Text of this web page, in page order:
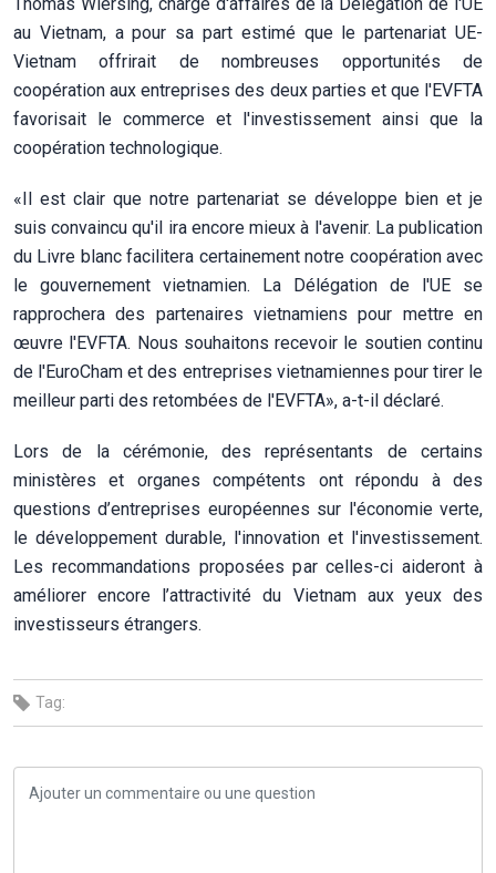
au Vietnam, a pour sa part estimé que le partenariat UE-
Vietnam offrirait de nombreuses opportunités de
coopération aux entreprises des deux parties et que l'EVFTA
favorisait le commerce et l'investissement ainsi que la
coopération technologique.
«Il est clair que notre partenariat se développe bien et je
suis convaincu qu'il ira encore mieux à l'avenir. La publication
du Livre blanc facilitera certainement notre coopération avec
le gouvernement vietnamien. La Délégation de l'UE se
rapprochera des partenaires vietnamiens pour mettre en
œuvre l'EVFTA. Nous souhaitons recevoir le soutien continu
de l'EuroCham et des entreprises vietnamiennes pour tirer le
meilleur parti des retombées de l'EVFTA», a-t-il déclaré.
Lors de la cérémonie, des représentants de certains
ministères et organes compétents ont répondu à des
questions d’entreprises européennes sur l'économie verte,
le développement durable, l'innovation et l'investissement.
Les recommandations proposées par celles-ci aideront à
améliorer encore l’attractivité du Vietnam aux yeux des
investisseurs étrangers.
Tag: